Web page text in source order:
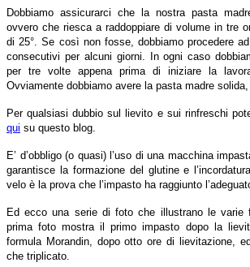
Dobbiamo assicurarci che la nostra pasta
ovvero che riesca a raddoppiare di volume in tre
di 25°. Se così non fosse, dobbiamo procedere
consecutivi per alcuni giorni. In ogni caso
per tre volte appena prima di iniziare la
Ovviamente dobbiamo avere la pasta madre solida,
Per qualsiasi dubbio sul lievito e sui rinfreschi
qui su questo blog.
E’ d’obbligo (o quasi) l’uso di una macchina
garantisce la formazione del glutine e
velo è la prova che l’impasto ha raggiunto
Ed ecco una serie di foto che illustrano le varie
prima foto mostra il primo impasto dopo la
formula Morandin, dopo otto ore di lievitazione,
che triplicato.